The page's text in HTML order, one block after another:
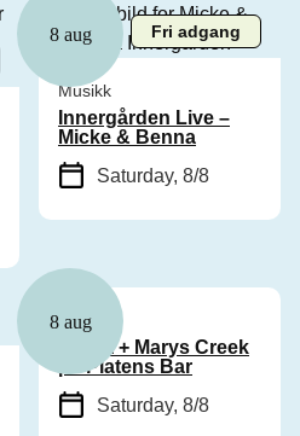
8 aug Fri adgang
Musikk
Innergården Live –
Micke & Benna
Saturday, 8/8
8 aug
Musikk
Cyhra + Marys Creek
på Platens Bar
Saturday, 8/8